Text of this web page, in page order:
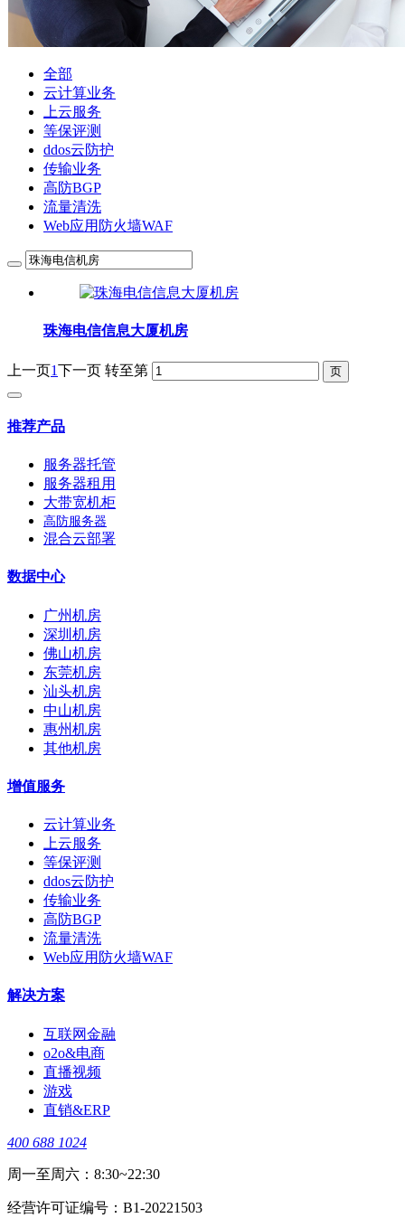
全部
云计算业务
上云服务
等保评测
ddos云防护
传输业务
高防BGP
流量清洗
Web应用防火墙WAF
珠海电信信息大厦机房
上一页1下一页 转至第
推荐产品
服务器托管
服务器租用
大带宽机柜
高防服务器
混合云部署
数据中心
广州机房
深圳机房
佛山机房
东莞机房
汕头机房
中山机房
惠州机房
其他机房
增值服务
云计算业务
上云服务
等保评测
ddos云防护
传输业务
高防BGP
流量清洗
Web应用防火墙WAF
解决方案
互联网金融
o2o&电商
直播视频
游戏
直销&ERP
400 688 1024
周一至周六：8:30~22:30
经营许可证编号：B1-20221503